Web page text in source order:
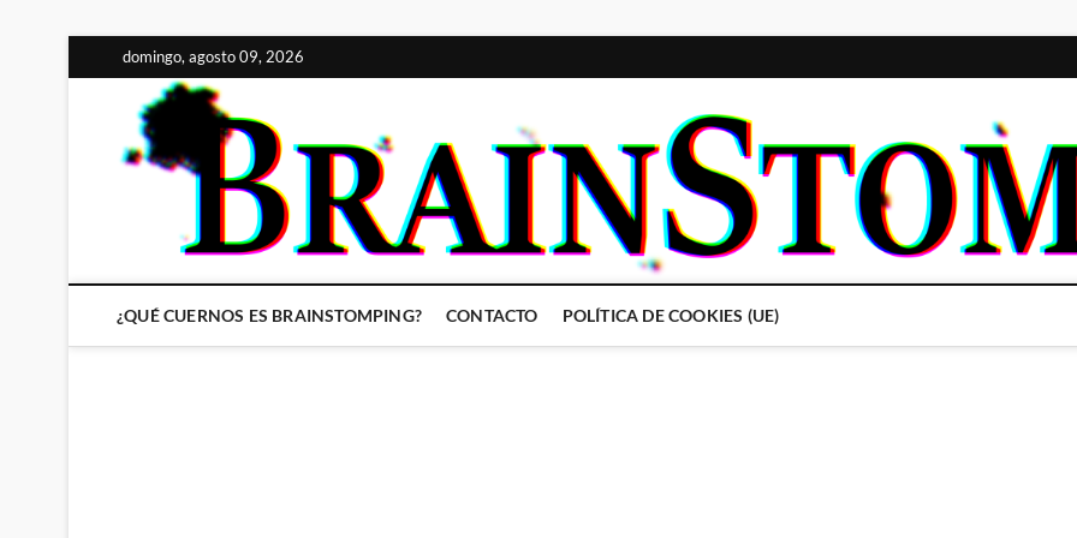
al
contenido
domingo, agosto 09, 2026
¿QUÉ CUERNOS ES BRAINSTOMPING? CONTACTO POLÍTICA DE COOKIES (UE)